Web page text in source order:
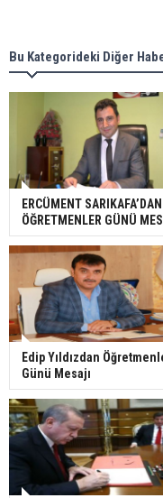
Bu Kategorideki Diğer
ERCÜMENT SARIKAFA’DAN
ÖĞRETMENLER GÜNÜ
Edip Yıldızdan
Günü Mesajı